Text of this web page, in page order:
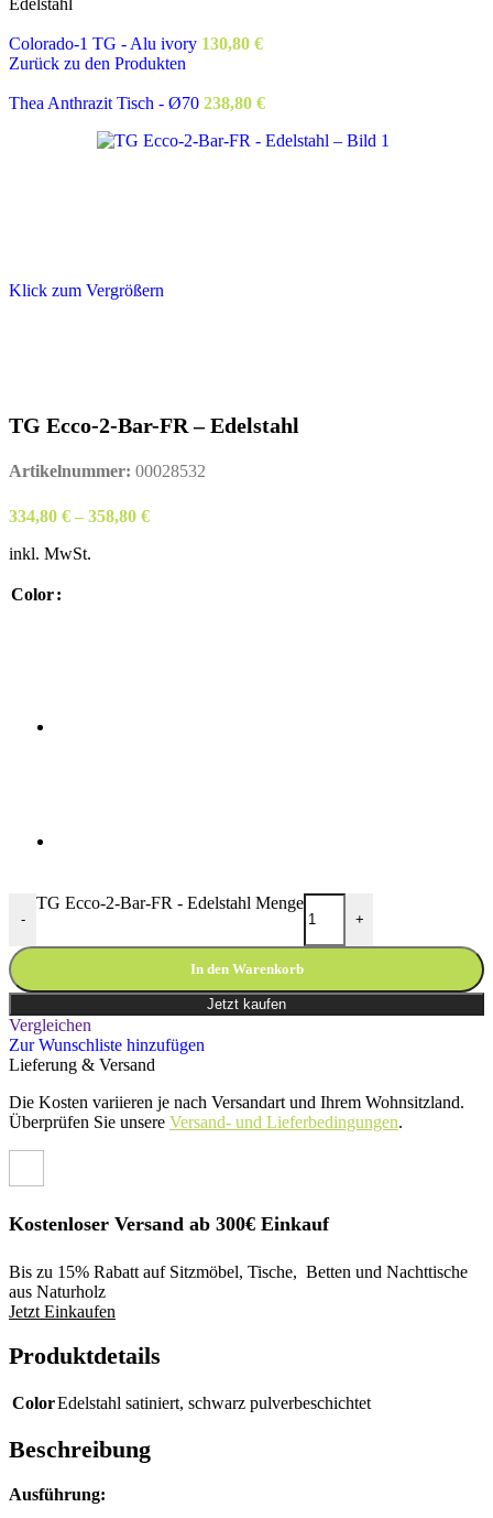
Edelstahl
Colorado-1 TG - Alu ivory 130,80 €
Zurück zu den Produkten
Thea Anthrazit Tisch - Ø70 238,80 €
Klick zum Vergrößern
TG Ecco-2-Bar-FR – Edelstahl
Artikelnummer: 00028532
334,80 € – 358,80 €
inkl. MwSt.
Color
-
TG Ecco-2-Bar-FR - Edelstahl Menge
+
In den Warenkorb
Jetzt kaufen
Vergleichen
Zur Wunschliste hinzufügen
Lieferung & Versand
Die Kosten variieren je nach Versandart und Ihrem Wohnsitzland.
Überprüfen Sie unsere Versand- und Lieferbedingungen.
Kostenloser Versand ab 300€ Einkauf
Bis zu 15% Rabatt auf Sitzmöbel, Tische, Betten und Nachttische
aus Naturholz
Jetzt Einkaufen
Produktdetails
ColorEdelstahl satiniert, schwarz pulverbeschichtet
Beschreibung
Ausführung: